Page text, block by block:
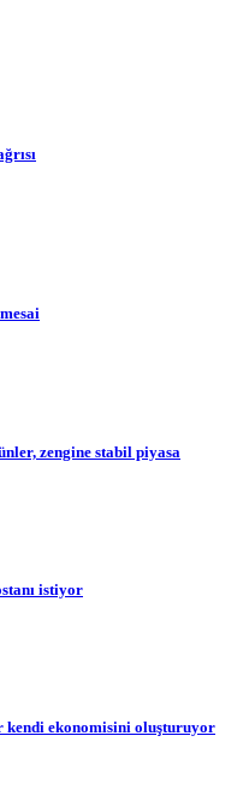
zengine stabil piyasa
istiyor
kendi ekonomisini oluşturuyor